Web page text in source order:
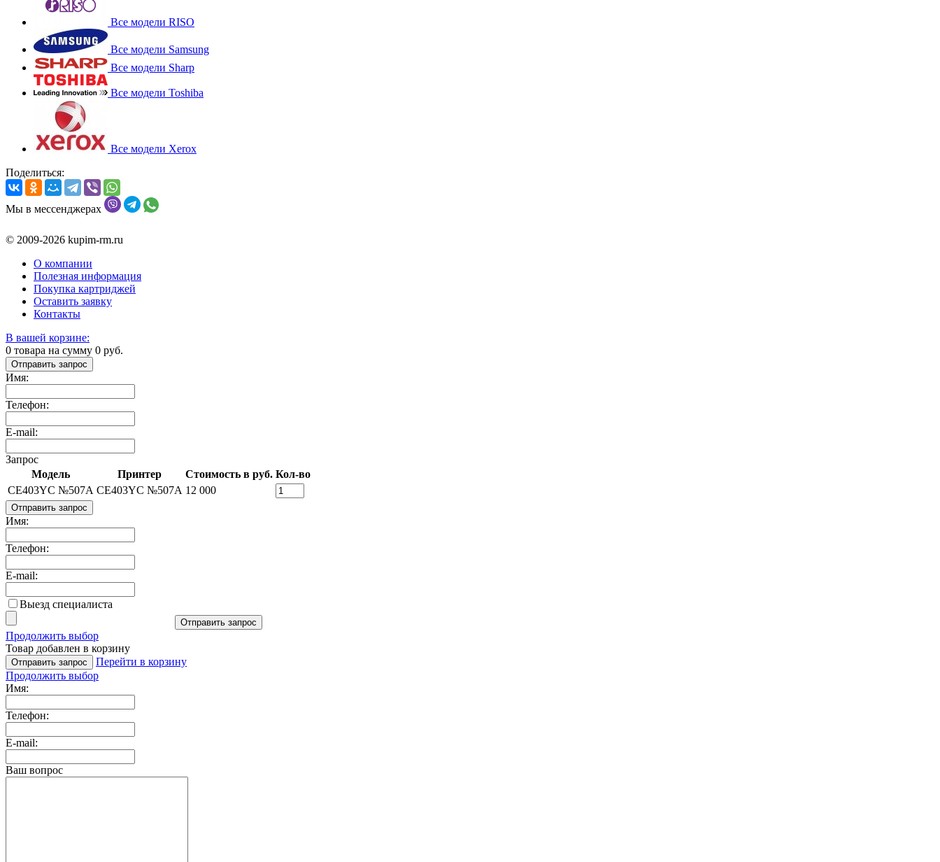
Все модели RISO
Все модели Samsung
Все модели Sharp
Все модели Toshiba
Все модели Xerox
Поделиться:
Мы в мессенджерах
© 2009-2026 kupim-rm.ru
О компании
Полезная информация
Покупка картриджей
Оставить заявку
Контакты
В вашей корзине:
0 товара на сумму 0 руб.
Отправить запрос
Имя:
Телефон:
E-mail:
Запрос
Модель
Принтер Стоимость в руб. Кол-во
CE403YC №507A CE403YC №507A 12 000
Отправить запрос
Имя:
Телефон:
E-mail:
Выезд специалиста
Отправить запрос
Продолжить выбор
Товар добавлен в корзину
Отправить запрос
Перейти в корзину
Продолжить выбор
Имя:
Телефон:
E-mail:
Ваш вопрос